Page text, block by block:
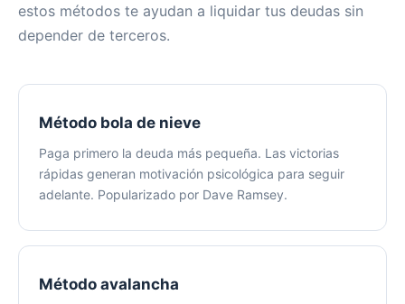
estos métodos te ayudan a liquidar tus deudas sin
depender de terceros.
Método bola de nieve
Paga primero la deuda más pequeña. Las victorias
rápidas generan motivación psicológica para seguir
adelante. Popularizado por Dave Ramsey.
Método avalancha